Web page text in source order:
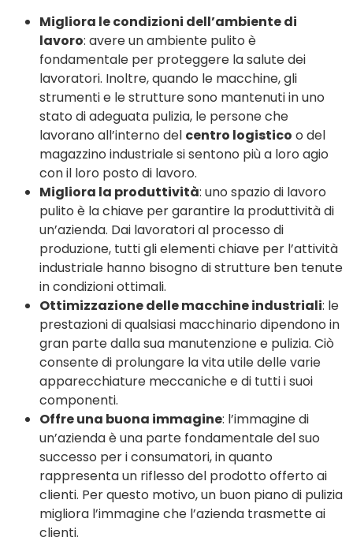
Migliora le condizioni dell’ambiente di
lavoro: avere un ambiente pulito è
fondamentale per proteggere la salute dei
lavoratori. Inoltre, quando le macchine, gli
strumenti e le strutture sono mantenuti in uno
stato di adeguata pulizia, le persone che
lavorano all’interno del centro logistico o del
magazzino industriale si sentono più a loro agio
con il loro posto di lavoro.
Migliora la produttività: uno spazio di lavoro
pulito è la chiave per garantire la produttività di
un’azienda. Dai lavoratori al processo di
produzione, tutti gli elementi chiave per l’attività
industriale hanno bisogno di strutture ben tenute
in condizioni ottimali.
Ottimizzazione delle macchine industriali: le
prestazioni di qualsiasi macchinario dipendono in
gran parte dalla sua manutenzione e pulizia. Ciò
consente di prolungare la vita utile delle varie
apparecchiature meccaniche e di tutti i suoi
componenti.
Offre una buona immagine: l’immagine di
un’azienda è una parte fondamentale del suo
successo per i consumatori, in quanto
rappresenta un riflesso del prodotto offerto ai
clienti. Per questo motivo, un buon piano di pulizia
migliora l’immagine che l’azienda trasmette ai
clienti.